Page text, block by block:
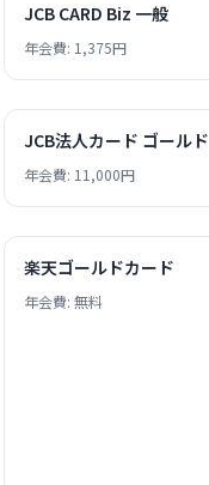
JCB CARD Biz 一般
年会費: 1,375円
JCB法人カード ゴールド
年会費: 11,000円
楽天ゴールドカード
年会費: 無料